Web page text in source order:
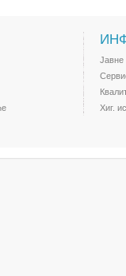
Јавне
Хиг.